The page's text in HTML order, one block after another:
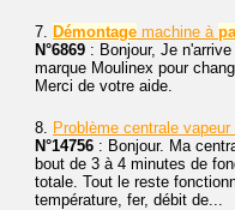
7. Démontage machine à
N°6869 : Bonjour, Je
marque Moulinex pour
Merci de votre aide.
8. Problème centrale vapeur
N°14756 : Bonjour. Ma
bout de 3 à 4 minutes de
totale. Tout le reste
température, fer, débit de...